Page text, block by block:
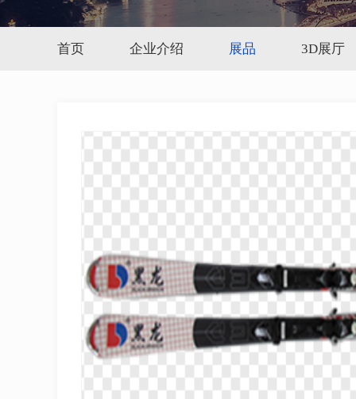
首页 企业介绍 展品 3D展厅